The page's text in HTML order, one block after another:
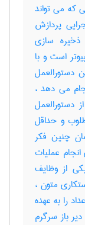
که می تواند
پردازش
ذخیره سازی
است و با
دستورالعمل
می دهد ،
دستورالعمل
و حداقل
چنین فکر
انجام عملیات
از وظایف
متون ،
را به عهده
دیر باز سرگرم